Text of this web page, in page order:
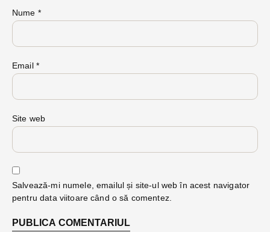
Nume *
Email *
Site web
Salvează-mi numele, emailul și site-ul web în acest navigator
pentru data viitoare când o să comentez.